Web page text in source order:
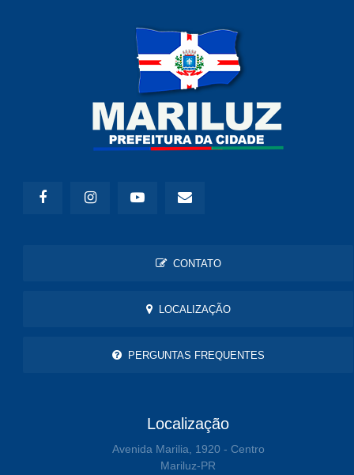
CONTATO
LOCALIZAÇÃO
PERGUNTAS FREQUENTES
Localização
Avenida Marilia, 1920 - Centro
Mariluz-PR